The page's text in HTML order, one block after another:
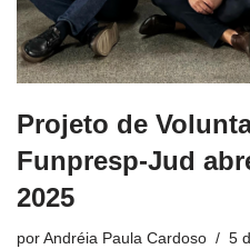
Projeto de
Funpresp-Jud
2025
por Andréia Paula Cardoso 5